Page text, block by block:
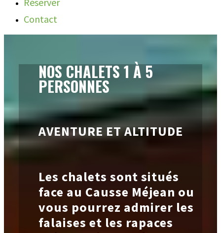
Contact
NOS CHALETS 1 À 5
PERSONNES
AVENTURE ET ALTITUDE
Les chalets sont situés
face au Causse Méjean ou
vous pourrez admirer les
falaises et les rapaces